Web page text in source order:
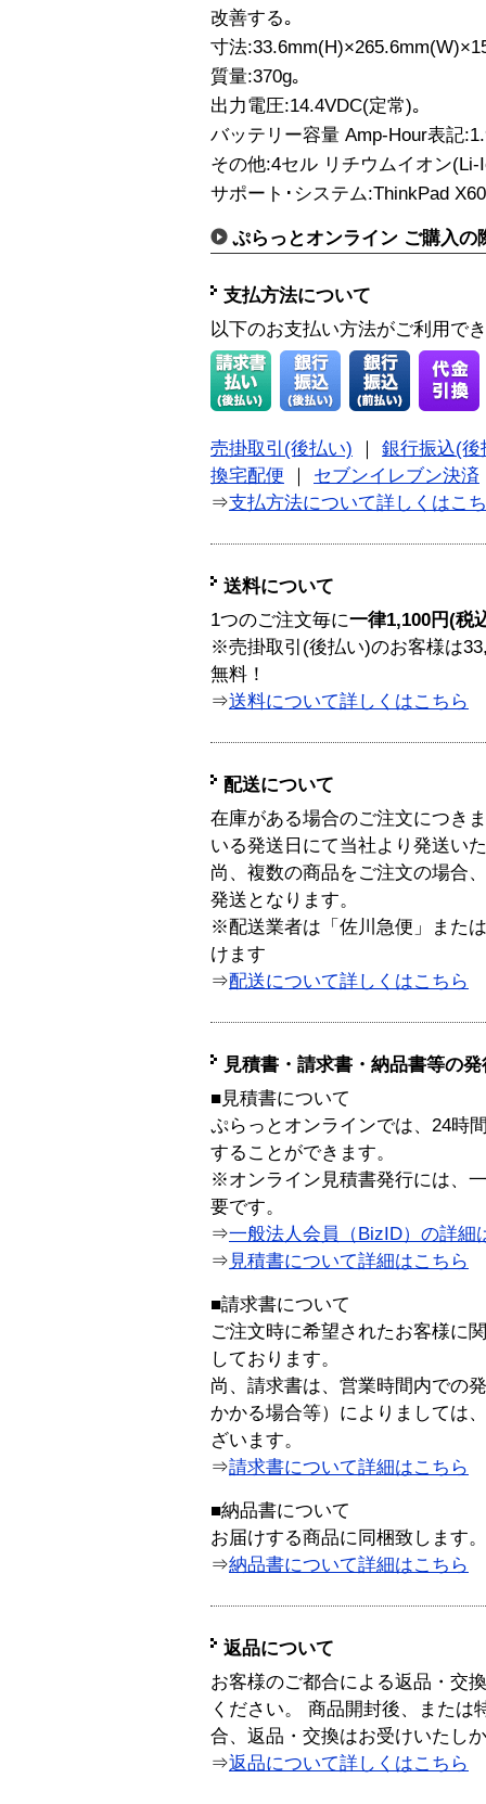
改善する｡
寸法
質量:370g｡
出力電圧:14.4VDC(定常)｡
バッテリー容量 Amp-Hour表記
その他:4セル リチウムイオン(Li-
サポート･システム:ThinkPad
ぷらっとオンライン ご購入の
支払方法について
以下のお支払い方法がご利用で
売掛取引(後払い)
銀行振込(後
換宅配便
セブンイレブン決済
⇒支払方法について詳しくはこ
送料について
1つのご注文毎に一律1,100円(税
※売掛取引(後払い)のお客様は
無料！
⇒送料について詳しくはこちら
配送について
在庫がある場合のご注文につき
いる発送日にて当社より発送い
尚、複数の商品をご注文の場合
発送となります。
※配送業者は「佐川急便」また
けます
⇒配送について詳しくはこちら
見積書・請求書・納品書等の
■見積書について
ぷらっとオンラインでは、24時
することができます。
※オンライン見積書発行には、
要です。
⇒一般法人会員（BizID）の詳細
⇒ 見積書について詳細はこちら
■請求書について
ご注文時に希望されたお客様に
しております。
尚、請求書は、営業時間内での
かかる場合等）によりましては
ざいます。
⇒請求書について詳細はこちら
■納品書について
お届けする商品に同梱致します。
⇒納品書について詳細はこちら
返品について
お客様のご都合による返品・交
ください。 商品開封後、または
合、返品・交換はお受けいたし
⇒返品について詳しくはこちら